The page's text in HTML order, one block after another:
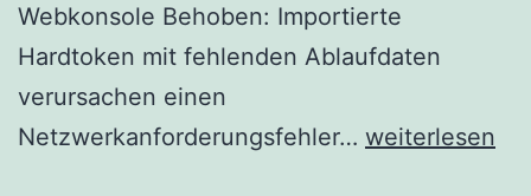
Webkonsole Behoben: Importierte
Hardtoken mit fehlenden Ablaufdaten
verursachen einen
Netzwerkanforderungsfehler… ESET
weiterlesen